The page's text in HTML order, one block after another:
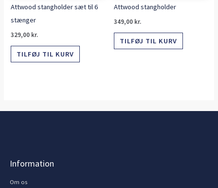
Attwood stangholder sæt til 6
stænger
329,00 kr.
TILFØJ TIL KURV
Attwood stangholder
349,00 kr.
TILFØJ TIL KURV
Information
Om os